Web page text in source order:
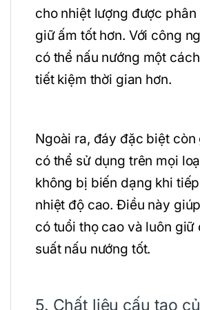
cho nhiệt lượng được phân
giữ ấm tốt hơn. Với công
có thể nấu nướng một
tiết kiệm thời gian hơn.
Ngoài ra, đáy đặc biệt còn
có thể sử dụng trên mọi
không bị biến dạng khi
nhiệt độ cao. Điều này
có tuổi thọ cao và luôn giữ
suất nấu nướng tốt.
5. Chất liệu cấu tạo